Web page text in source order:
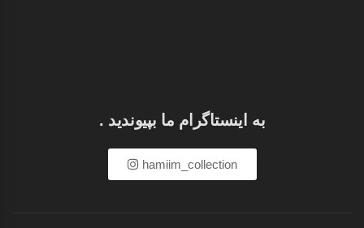
به اینستاگرام ما بپیوندید .
hamiim_collection